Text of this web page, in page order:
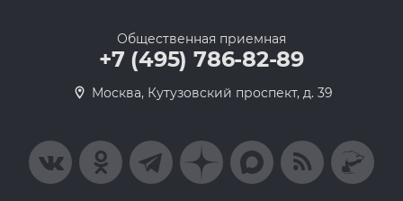
Общественная приемная
+7 (495) 786-82-89
Москва, Кутузовский проспект, д. 39